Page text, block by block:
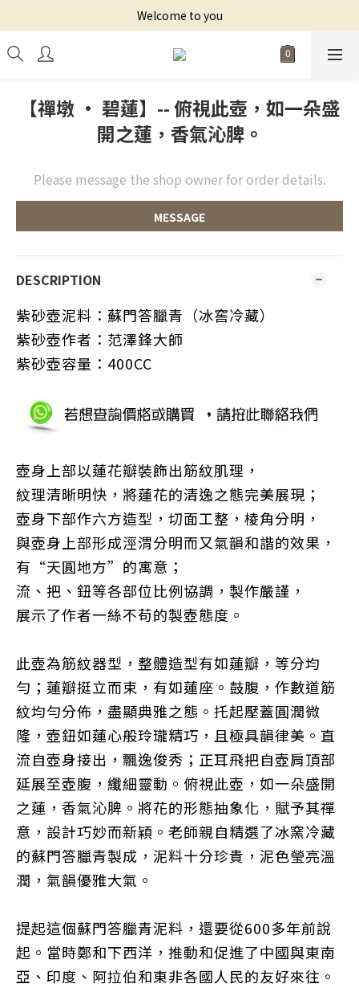
Welcome to you
【禪墩 • 碧蓮】-- 俯視此壺，如一朵盛
開之蓮，香氣沁脾。
Please message the shop owner for order details.
MESSAGE
DESCRIPTION
紫砂壺泥料：蘇門答臘青（冰窖冷藏）
紫砂壺作者：范澤鋒大師
紫砂壺容量：400CC
壺身上部以蓮花瓣裝飾出筋紋肌理，
紋理清晰明快，將蓮花的清逸之態完美展現；
壺身下部作六方造型，切面工整，棱角分明，
與壺身上部形成涇渭分明而又氣韻和諧的效果，
有“天圓地方”的寓意；
流、把、鈕等各部位比例協調，製作嚴謹，
展示了作者一絲不苟的製壺態度。
此壺為筋紋器型，整體造型有如蓮瓣，等分均
勻；蓮瓣挺立而束，有如蓮座。鼓腹，作數道筋
紋均勻分佈，盡顯典雅之態。托起壓蓋圓潤微
隆，壺鈕如蓮心般玲瓏精巧，且極具韻律美。直
流自壺身接出，飄逸俊秀；正耳飛把自壺肩頂部
延展至壺腹，纖細靈動。俯視此壺，如一朵盛開
之蓮，香氣沁脾。將花的形態抽象化，賦予其禪
意，設計巧妙而新穎。老師親自精選了冰窯冷藏
的蘇門答臘青製成，泥料十分珍貴，泥色瑩亮溫
潤，氣韻優雅大氣。
提起這個蘇門答臘青泥料，還要從600多年前說
起。當時鄭和下西洋，推動和促進了中國與東南
亞、印度、阿拉伯和東非各國人民的友好來往。